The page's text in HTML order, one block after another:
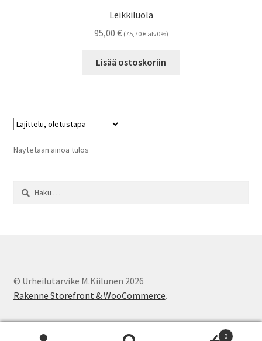
Leikkiluola
95,00 € (75,70€alv0%)
Lisää ostoskoriin
Näytetään ainoa tulos
Haku:
© Urheilutarvike M.Kiilunen 2026
Rakenne Storefront & WooCommerce.
0